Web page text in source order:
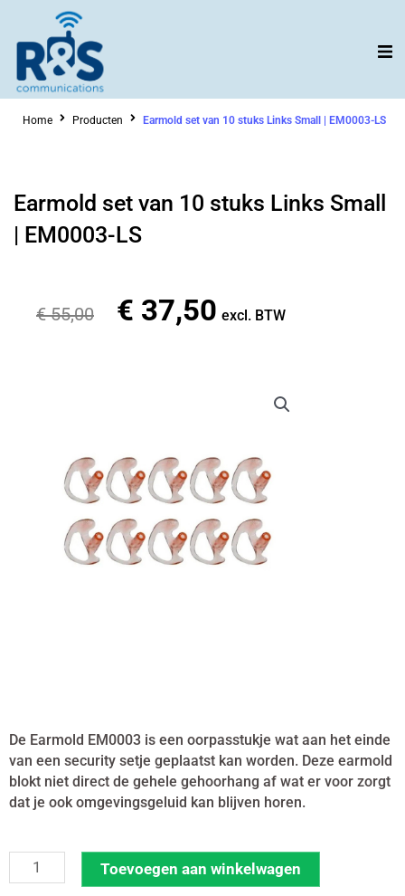
inhoud
Home Producten Earmold set van 10 stuks Links Small | EM0003-LS
Earmold set van 10 stuks Links Small
| EM0003-LS
€55,00
Oorspronkelijke
€ 37,50 Huidige
excl. BTW
De Earmold EM0003 is een oorpasstukje wat aan het einde
van een security setje geplaatst kan worden. Deze earmold
blokt niet direct de gehele gehoorhang af wat er voor zorgt
dat je ook omgevingsgeluid kan blijven horen.
Earmold
set
Toevoegen aan winkelwagen